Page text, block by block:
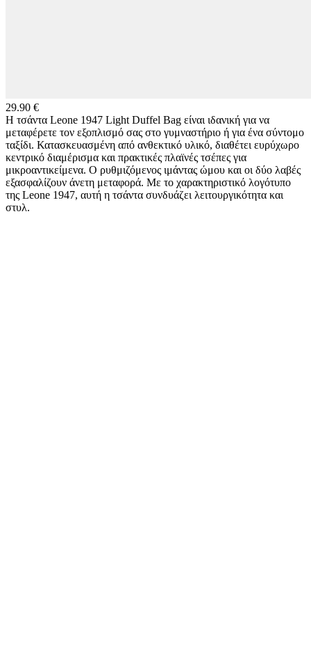
29.90 €
Η τσάντα Leone 1947 Light Duffel Bag είναι ιδανική για να
μεταφέρετε τον εξοπλισμό σας στο γυμναστήριο ή για ένα σύντομο
ταξίδι. Κατασκευασμένη από ανθεκτικό υλικό, διαθέτει ευρύχωρο
κεντρικό διαμέρισμα και πρακτικές πλαϊνές τσέπες για
μικροαντικείμενα. Ο ρυθμιζόμενος ιμάντας ώμου και οι δύο λαβές
εξασφαλίζουν άνετη μεταφορά. Με το χαρακτηριστικό λογότυπο
της Leone 1947, αυτή η τσάντα συνδυάζει λειτουργικότητα και
στυλ.